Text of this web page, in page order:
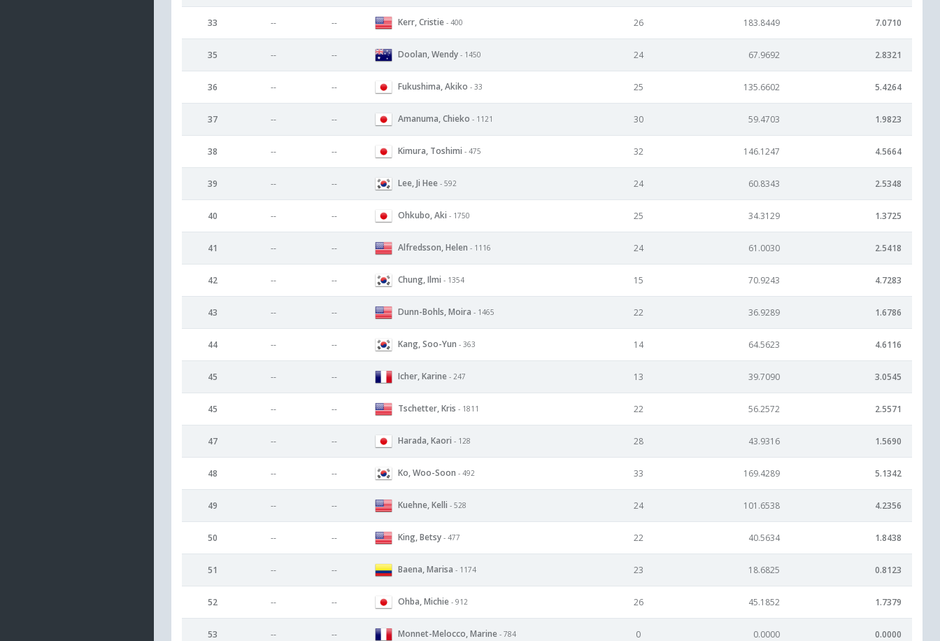
33 -- -- Kerr, Cristie - 400 26 183.8449 7.0710
35 -- -- Doolan, Wendy - 1450 24 67.9692 2.8321
36 -- -- Fukushima, Akiko - 33 25 135.6602 5.4264
37 -- -- Amanuma, Chieko - 1121 30 59.4703 1.9823
38 -- -- Kimura, Toshimi - 475 32 146.1247 4.5664
39 -- -- Lee, Ji Hee - 592 24 60.8343 2.5348
40 -- -- Ohkubo, Aki - 1750 25 34.3129 1.3725
41 -- -- Alfredsson, Helen - 1116 24 61.0030 2.5418
42 -- -- Chung, Ilmi - 1354 15 70.9243 4.7283
43 -- -- Dunn-Bohls, Moira - 1465 22 36.9289 1.6786
44 -- -- Kang, Soo-Yun - 363 14 64.5623 4.6116
45 -- -- Icher, Karine - 247 13 39.7090 3.0545
45 -- -- Tschetter, Kris - 1811 22 56.2572 2.5571
47 -- -- Harada, Kaori - 128 28 43.9316 1.5690
48 -- -- Ko, Woo-Soon - 492 33 169.4289 5.1342
49 -- -- Kuehne, Kelli - 528 24 101.6538 4.2356
50 -- -- King, Betsy - 477 22 40.5634 1.8438
51 -- -- Baena, Marisa - 1174 23 18.6825 0.8123
52 -- -- Ohba, Michie - 912 26 45.1852 1.7379
53 -- -- Monnet-Melocco, Marine - 784 0 0.0000 0.0000